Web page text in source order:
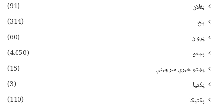
بغلان
(91)
بلخ
(314)
پروان
(60)
پښتو
(4،050)
پښتو خبري سرچينې
(15)
پکتيا
(3)
پکتیکا
(110)